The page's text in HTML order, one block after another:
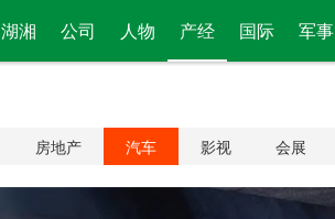
湖湘 公司 人物 产经 国际 军事
房地产 汽车 影视 会展